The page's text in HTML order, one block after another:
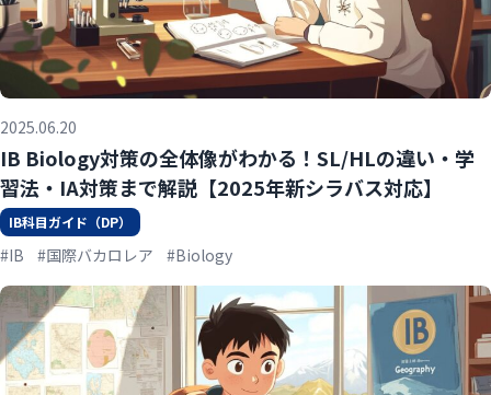
2025.06.20
IB Biology対策の全体像がわかる！SL/HLの違い・学
習法・IA対策まで解説【2025年新シラバス対応】
IB科目ガイド（DP）
#IB #国際バカロレア #Biology